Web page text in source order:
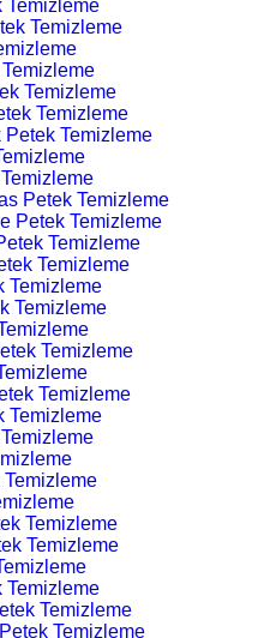
Temizleme
Temizleme
Temizleme
Temizleme
Temizleme
Petek Temizleme
Petek Temizleme
Petek Temizleme
Temizleme
Temizleme
Temizleme
Temizleme
Temizleme
Temizleme
Temizleme
Temizleme
Temizleme
Temizleme
Temizleme
Temizleme